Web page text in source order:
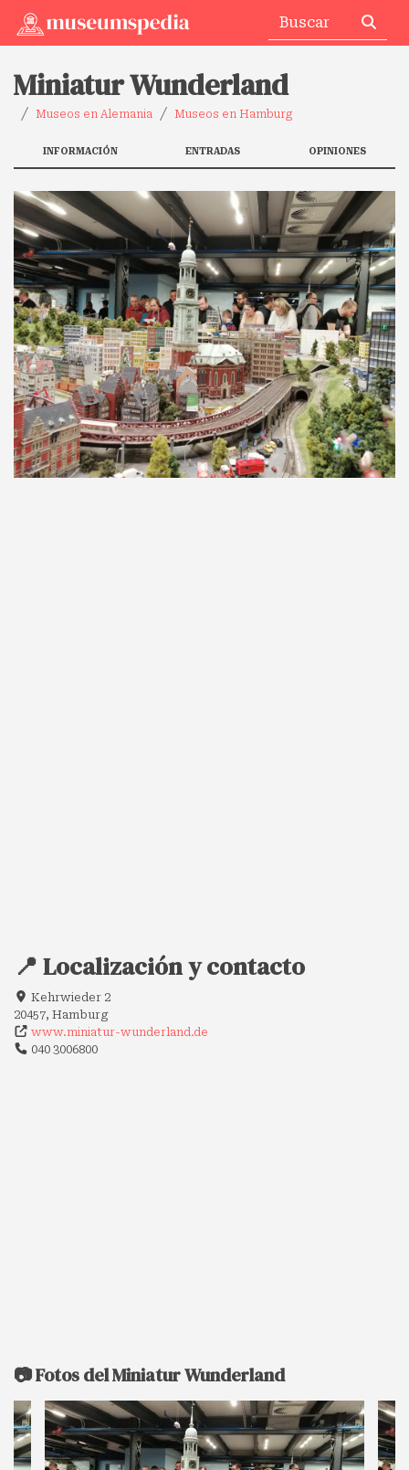
Miniatur Wunderland
Museos en Alemania Museos en Hamburg
INFORMACIÓN ENTRADAS OPINIONES
📍 Localización y contacto
Kehrwieder 2
20457, Hamburg
www.miniatur-wunderland.de
040 3006800
📷 Fotos del Miniatur Wunderland